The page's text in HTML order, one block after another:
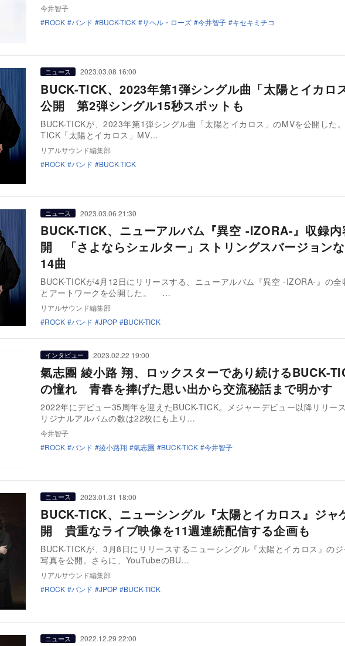
今井智子
ROCK
バンド BUCK-TICK サヘル・ローズ 今井智子 キセキミチコ
ニュース 2023.03.08 16:00
BUCK-TICK、2023年第1弾シングル曲「太陽とイカロ
公開 第2弾シングル15秒スポットも
BUCK-TICKが、2023年第1弾シングル曲「太陽とイカロス」のMVを公開した
TICK「太陽とイカロス」MV…
リアルサウンド編集部
ROCK
バンド BUCK-TICK
ニュース 2023.03.06 21:30
BUCK-TICK、ニューアルバム『異空 -IZORA-』収録内
開 「さよならシェルター」ストリングスバージョン
14曲
BUCK-TICKが4月12日にリリースする、ニューアルバム『異空 -IZORA-』の全
とアートワークを公開した。 …
リアルサウンド編集部
ROCK
バンド JPOP BUCK-TICK
インタビュー 2023.02.22 19:00
氣志團 綾小路 翔、ロックスターであり続けるBUCK-
の憧れ 青春を捧げた思い出から交流秘話まで明かす
2022年にデビュー35周年を迎えたBUCK-TICK。メジャーデビュー以降リリー
リジナルアルバムの数は22枚にも上り…
今井智子
ROCK
バンド 綾小路翔 氣志團 BUCK-TICK 今井智子
ニュース 2023.01.31 18:00
BUCK-TICK、ニューシングル『太陽とイカロス』ジャ
開 貴重なライブ映像を11週連続配信する企画も
BUCK-TICKが、3月8日にリリースするニューシングル『太陽とイカロス』のジ
写真を公開。さらに、YouTubeのBU…
リアルサウンド編集部
ROCK
バンド JPOP BUCK-TICK
ニュース 2022.12.29 22:00